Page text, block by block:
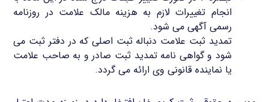
انجام تغییرات لازم به هزینه مالک علامت در روزنامه
رسمی آگهی می شود.
تمدید ثبت علامت دنباله ثبت اصلی که در دفتر ثبت می
شود و گواهی نامه تمدید ثبت صادر و به صاحب علامت
یا نماینده قانونی وی ارائه می گردد.